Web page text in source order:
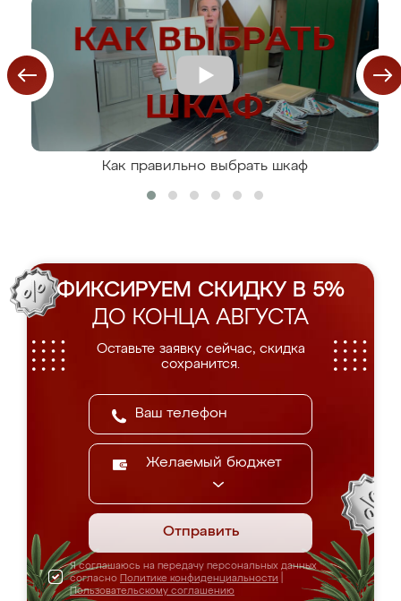
Как правильно выбрать шкаф
ФИКСИРУЕМ СКИДКУ В 5%
ДО КОНЦА АВГУСТА
Оставьте заявку сейчас, скидка
сохранится.
Желаемый бюджет
Отправить
Я соглашаюсь на передачу персональных данных
согласно Политике конфиденциальности
Пользовательскому соглашению